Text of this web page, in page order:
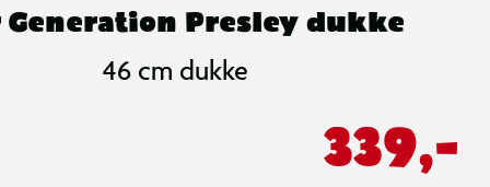
Generation Presley dukke
46 cm dukke
339,-